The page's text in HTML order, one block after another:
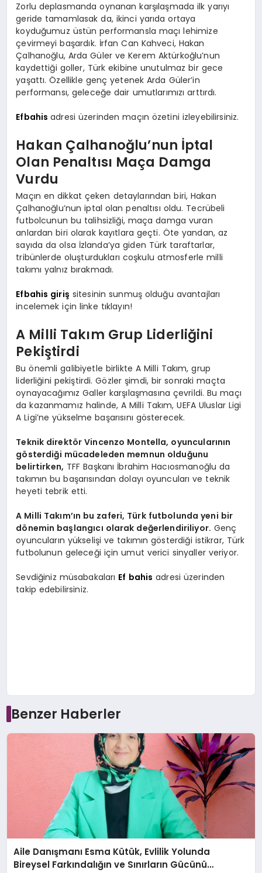
Zorlu deplasmanda oynanan karşılaşmada ilk yarıyı
geride tamamlasak da, ikinci yarıda ortaya
koyduğumuz üstün performansla maçı lehimize
çevirmeyi başardık. İrfan Can Kahveci, Hakan
Çalhanoğlu, Arda Güler ve Kerem Aktürkoğlu’nun
kaydettiği goller, Türk ekibine unutulmaz bir gece
yaşattı. Özellikle genç yetenek Arda Güler’in
performansı, geleceğe dair umutlarımızı arttırdı.
Efbahisadresi üzerinden maçın özetini izleyebilirsiniz.
Hakan Çalhanoğlu’nun İptal
Olan Penaltısı Maça Damga
Vurdu
Maçın en dikkat çeken detaylarından biri, Hakan
Çalhanoğlu’nun iptal olan penaltısı oldu. Tecrübeli
futbolcunun bu talihsizliği, maça damga vuran
anlardan biri olarak kayıtlara geçti. Öte yandan, az
sayıda da olsa İzlanda’ya giden Türk taraftarlar,
tribünlerde oluşturdukları coşkulu atmosferle milli
takımı yalnız bırakmadı.
Efbahis giriş sitesinin sunmuş olduğu avantajları
incelemek için linke tıklayın!
A Milli Takım Grup Liderliğini
Pekiştirdi
Bu önemli galibiyetle birlikte A Milli Takım, grup
liderliğini pekiştirdi. Gözler şimdi, bir sonraki maçta
oynayacağımız Galler karşılaşmasına çevrildi. Bu maçı
da kazanmamız halinde, A Milli Takım, UEFA Uluslar Ligi
A Ligi’ne yükselme başarısını gösterecek.
Teknik direktör Vincenzo Montella, oyuncularının
gösterdiği mücadeleden memnun olduğunu
belirtirken, TFF Başkanı İbrahim Hacıosmanoğlu da
takımın bu başarısından dolayı oyuncuları ve teknik
heyeti tebrik etti.
A Milli Takım’ın bu zaferi, Türk futbolunda yeni bir
dönemin başlangıcı olarak değerlendiriliyor. Genç
oyuncuların yükselişi ve takımın gösterdiği istikrar, Türk
futbolunun geleceği için umut verici sinyaller veriyor.
Sevdiğiniz müsabakaları Ef bahis adresi üzerinden
takip edebilirsiniz.
Benzer Haberler
Aile Danışmanı Esma Kütük, Evlilik Yolunda
Bireysel Farkındalığın ve Sınırların Gücünü